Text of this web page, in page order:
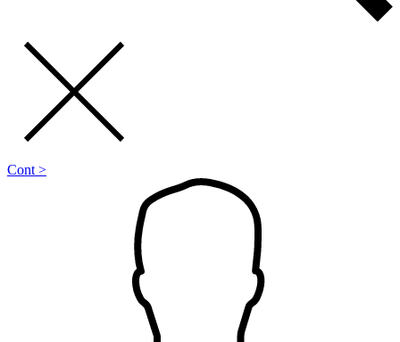
Cont >